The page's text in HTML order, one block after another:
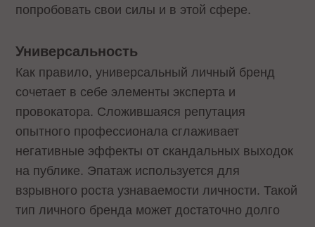
попробовать свои силы и в этой сфере.
Универсальность
Как правило, универсальный личный бренд
сочетает в себе элементы эксперта и
провокатора. Сложившаяся репутация
опытного профессионала сглаживает
негативные эффекты от скандальных выходок
на публике. Эпатаж используется для
взрывного роста узнаваемости личности. Такой
тип личного бренда может достаточно долго